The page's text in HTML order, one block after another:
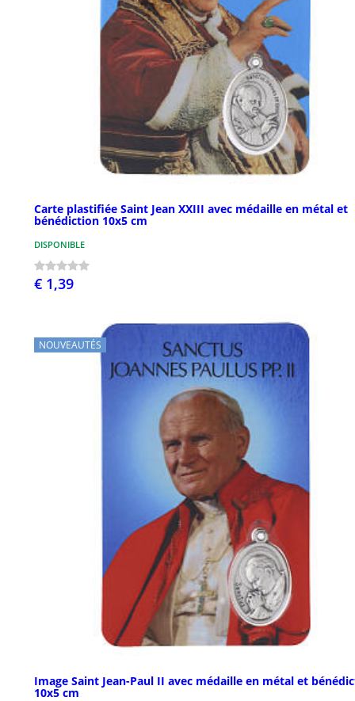
Carte plastifiée Saint Jean XXIII avec médaille en métal et
bénédiction 10x5 cm
DISPONIBLE
€ 1,39
NOUVEAUTÉS
Image Saint Jean-Paul II avec médaille en métal et
10x5 cm